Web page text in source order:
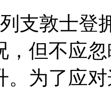
支敦士登
，但不应
。为了应